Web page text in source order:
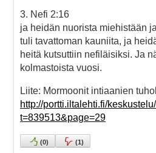
3. Nefi 2:16
ja heidän nuorista miehistään
tuli tavattoman kauniita, ja
heitä kutsuttiin nefiläisiksi. Ja
kolmastoista vuosi.
Liite: Mormoonit intiaanien
http://portti.iltalehti.fi/
t=839513&page=29
(0) (1)